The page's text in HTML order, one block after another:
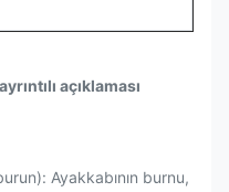
açıklaması
Ayakkabının burnu,